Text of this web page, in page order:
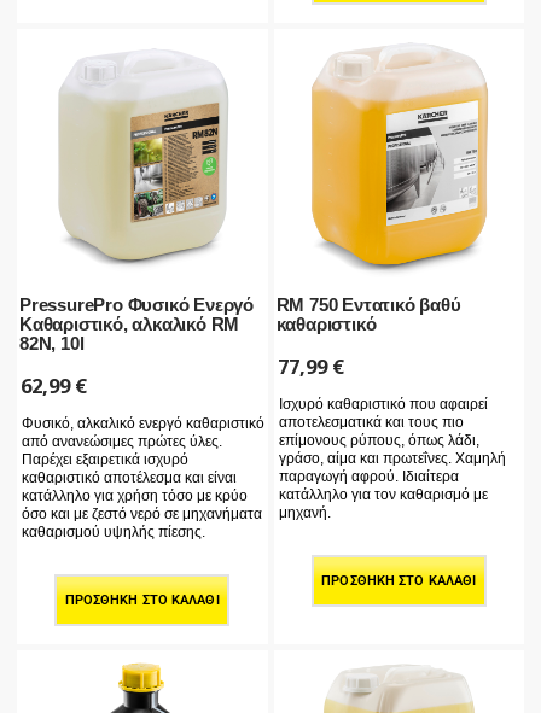
PressurePro Φυσικό Ενεργό
Καθαριστικό, αλκαλικό RM
82N, 10l
62,99€
Φυσικό, αλκαλικό ενεργό καθαριστικό
από ανανεώσιμες πρώτες ύλες.
Παρέχει εξαιρετικά ισχυρό
καθαριστικό αποτέλεσμα και είναι
κατάλληλο για χρήση τόσο με κρύο
όσο και με ζεστό νερό σε μηχανήματα
καθαρισμού υψηλής πίεσης.
ΠΡΟΣΘΉΚΗ ΣΤΟ ΚΑΛΆΘΙ
RM 750 Εντατικό βαθύ
καθαριστικό
77,99€
Ισχυρό καθαριστικό που αφαιρεί
αποτελεσματικά και τους πιο
επίμονους ρύπους, όπως λάδι,
γράσο, αίμα και πρωτεΐνες. Χαμηλή
παραγωγή αφρού. Ιδιαίτερα
κατάλληλο για τον καθαρισμό με
μηχανή.
ΠΡΟΣΘΉΚΗ ΣΤΟ ΚΑΛΆΘΙ